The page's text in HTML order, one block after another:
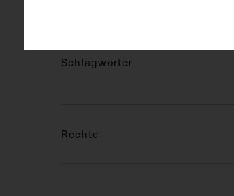
Schlagwörter
Rechte